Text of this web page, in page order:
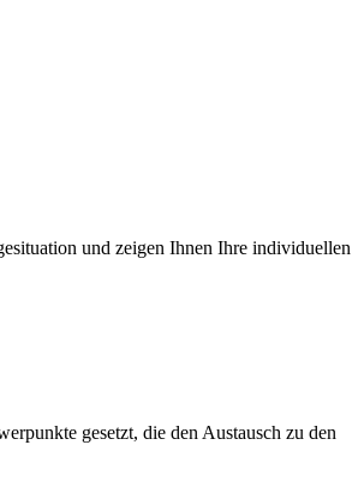
und zeigen Ihnen Ihre individuellen
gesetzt, die den Austausch zu den